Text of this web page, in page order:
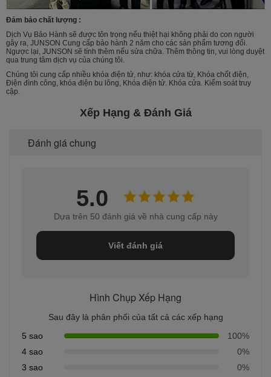
Đảm bảo chất lượng :
Dịch Vụ Bảo Hành sẽ được tôn trọng nếu thiệt hại không phải do con người
gây ra, JUNSON Cung cấp bảo hành 2 năm cho các sản phẩm tương đối.
Ngược lại, JUNSON sẽ tính thêm nếu sửa chữa. Thêm thông tin, vui lòng duyệt
qua trung tâm dịch vụ của chúng tôi.
Chúng tôi cung cấp nhiều khóa điện tử, như: khóa cửa từ, Khóa chốt điện,
Điện đình công, khóa điện bu lông, Khóa điện tử. Khóa cửa. Kiểm soát truy
cập.
Xếp Hạng & Đánh Giá
Đánh giá chung
5.0
Dựa trên 50 đánh giá về nhà cung cấp này
Viết đánh giá
Hình Chụp Xếp Hạng
Sau đây là phân phối của tất cả các xếp hạng
5 sao
100%
4 sao
0%
3 sao
0%